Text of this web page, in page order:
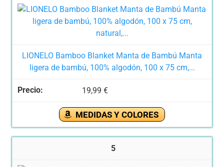
LIONELO Bamboo Blanket Manta de Bambú Manta
ligera de bambú, 100% algodón, 100 x 75 cm,...
19,99 €
MEDIDAS Y COLORES
5